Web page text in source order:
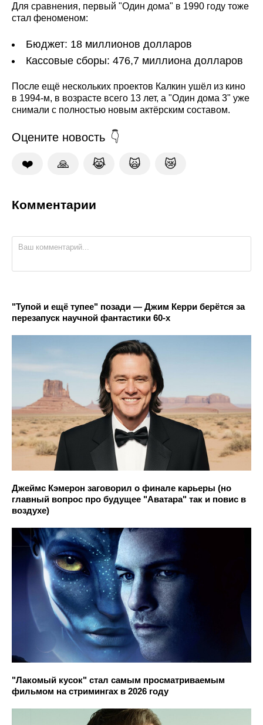
Для сравнения, первый "Один дома" в 1990 году тоже
стал феноменом:
Бюджет: 18 миллионов долларов
Кассовые сборы: 476,7 миллиона долларов
После ещё нескольких проектов Калкин ушёл из кино
в 1994-м, в возрасте всего 13 лет, а "Один дома 3" уже
снимали с полностью новым актёрским составом.
Оцените новость
❤️ 🙏 😹 🙀 😿
Комментарии
"Тупой и ещё тупее" позади — Джим Керри берётся за
перезапуск научной фантастики 60-х
Джеймс Кэмерон заговорил о финале карьеры (но
главный вопрос про будущее "Аватара" так и повис в
воздухе)
"Лакомый кусок" стал самым просматриваемым
фильмом на стримингах в 2026 году